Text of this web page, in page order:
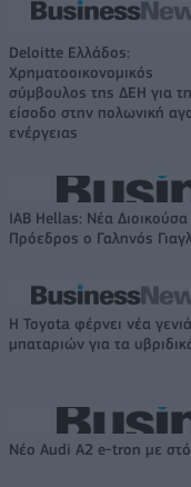
Deloitte Ελλάδος:
Χρηματοοικονομικός
σύμβουλος της ΔΕΗ για
είσοδο στην πολωνική
ενέργειας
IAB Hellas: Νέα Διοικούσα
Πρόεδρος ο Γαληνός
Η Toyota φέρνει νέα γενιά
μπαταριών για τα
Νέο Audi A2 e-tron με